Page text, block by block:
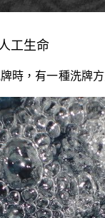
工生命
時，有一種洗牌